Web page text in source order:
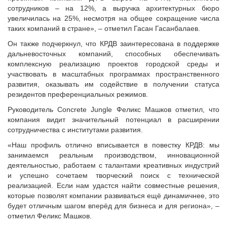
сотрудников – на 12%, а выручка архитектурных бюро
увеличилась на 25%, несмотря на общее сокращение числа
таких компаний в стране», – отметил Гасан Гасанбалаев.
Он также подчеркнул, что КРДВ заинтересована в поддержке
дальневосточных компаний, способных обеспечивать
комплексную реализацию проектов городской среды и
участвовать в масштабных программах пространственного
развития, оказывать им содействие в получении статуса
резидентов преференциальных режимов.
Руководитель Concrete Jungle Феликс Машков отметил, что
компания видит значительный потенциал в расширении
сотрудничества с институтами развития.
«Наш профиль отлично вписывается в повестку КРДВ: мы
занимаемся реальным производством, инновационной
деятельностью, работаем с талантами креативных индустрий
и успешно сочетаем творческий поиск с технической
реализацией. Если нам удастся найти совместные решения,
которые позволят компании развиваться ещё динамичнее, это
будет отличным шагом вперёд для бизнеса и для региона», –
отметил Феликс Машков.